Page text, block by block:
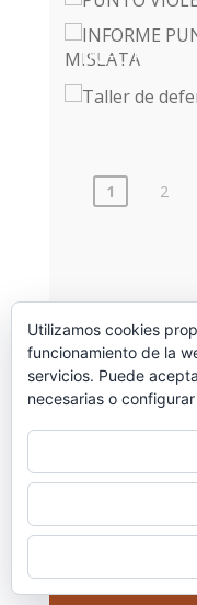
INFORME
TALLER DE
Paginación
1 2
Utilizamos cookies
funcionamiento de la
servicios. Puede
necesarias o